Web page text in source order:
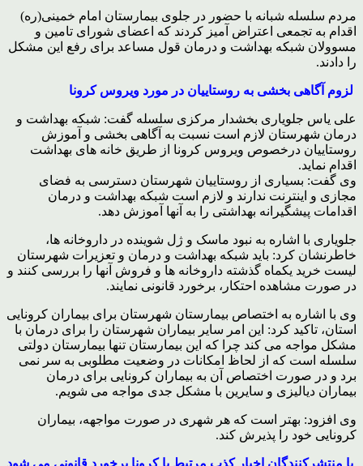
مردم سلسله شبانه با حضور در جلوی بیمارستان امام خمینی(ره)
اقدام به تجمعی اعتراض آمیز کردند که اعضای شورای تامین و
مسوولان شبکه بهداشت و درمان قول مساعد برای رفع این مشکل
را دادند.
لزوم آگاهی بخشی به روستاییان در مورد ویروس کرونا
علی یاس جلویاری بخشدار مرکزی سلسله گفت: شبکه بهداشت و
درمان شهرستان لازم است نسبت به آگاهی بخشی و آموزش
روستاییان درخصوص ویروس کرونا از طریق خانه های بهداشت
اقدام نماید.
وی گفت: بسیاری از روستاییان شهرستان دسترسی به فضای
مجازی و اینترنت ندارند و لازم است شبکه بهداشت و درمان
اقدامات پیشگیرانه بهداشتی را به آنها آموزش دهد.
جلویاری با اشاره به نبود ماسک و ژل شوینده در داروخانه ها،
خاطرنشان کرد: باید شبکه بهداشت و درمان و تعزیرات شهرستان
لیست خرید یکماه گذشته داروخانه ها و فروش آنها را بررسی کنند و
در صورت مشاهده احتکار، برخورد قانونی نمایند.
وی با اشاره به اختصاص بیمارستان شهرستان برای بیماران کرونایی
استان، تاکید کرد: این امر سایر بیماران شهرستان را برای درمان با
مشکل مواجه می کند چرا که این بیمارستان تنها بیمارستان دولتی
سلسله است که از لحاظ امکانات در وضعیت مطلوبی به سر نمی
برد و در صورت اختصاص آن به بیماران کرونایی برای درمان
بیماران دیالیزی و سایرین با مشکل جدی مواجه می شویم.
وی افزود: بهتر است که هر شهری در صورت مواجهه، بیماران
کرونایی خود را پذیرش کند.
با منتشرکنندگان اخبار کذب مرتبط با کرونا برخورد قانونی می شود